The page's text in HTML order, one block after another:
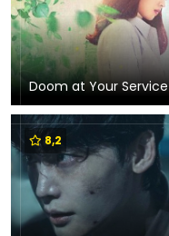
Doom at Your Service
8,2